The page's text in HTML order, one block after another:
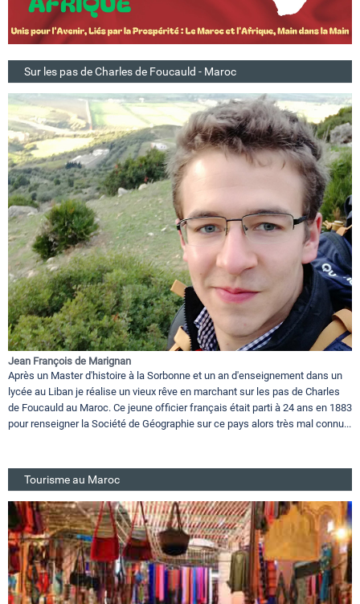
Sur les pas de Charles de Foucauld - Maroc
Jean François de Marignan
Après un Master d'histoire à la Sorbonne et un an d'enseignement dans un
lycée au Liban je réalise un vieux rêve en marchant sur les pas de Charles
de Foucauld au Maroc. Ce jeune officier français était parti à 24 ans en 1883
pour renseigner la Société de Géographie sur ce pays alors très mal connu...
Tourisme au Maroc